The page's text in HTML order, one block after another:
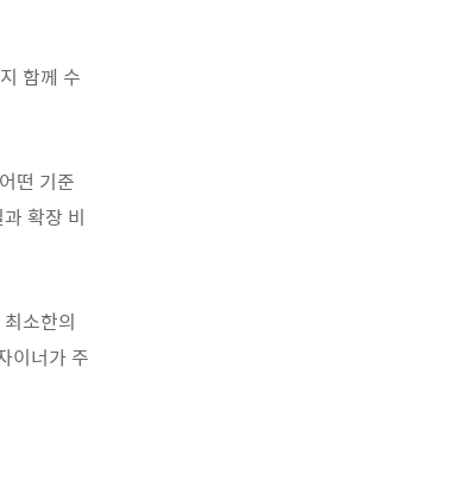
함께 수
어떤 기준
확장 비
최소한의
이너가주